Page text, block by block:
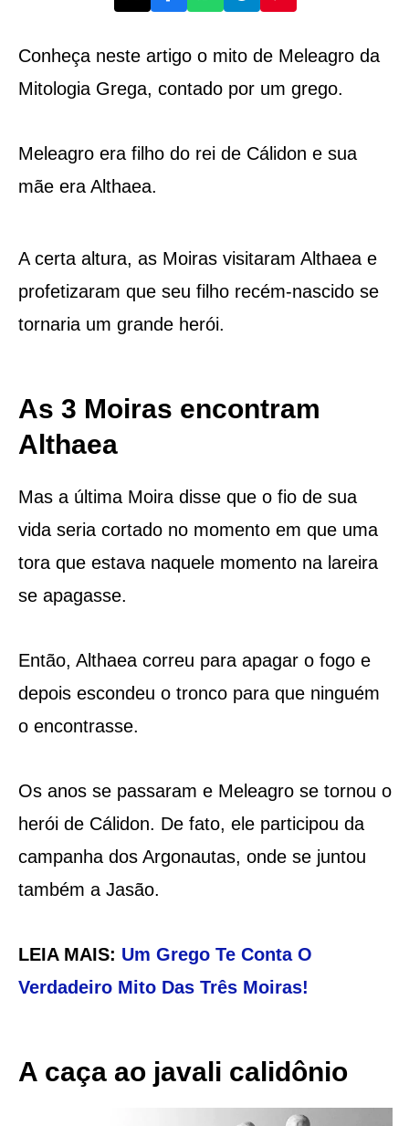
Conheça neste artigo o mito de Meleagro da
Mitologia Grega, contado por um grego.
Meleagro era filho do rei de Cálidon e sua
mãe era Althaea.
A certa altura, as Moiras visitaram Althaea e
profetizaram que seu filho recém-nascido se
tornaria um grande herói.
As 3 Moiras encontram
Althaea
Mas a última Moira disse que o fio de sua
vida seria cortado no momento em que uma
tora que estava naquele momento na lareira
se apagasse.
Então, Althaea correu para apagar o fogo e
depois escondeu o tronco para que ninguém
o encontrasse.
Os anos se passaram e Meleagro se tornou o
herói de Cálidon. De fato, ele participou da
campanha dos Argonautas, onde se juntou
também a Jasão.
LEIA MAIS: Um Grego Te Conta O
Verdadeiro Mito Das Três Moiras!
A caça ao javali calidônio